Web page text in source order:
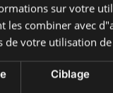
sur votre
les combiner avec
votre utilisation de
Ciblage